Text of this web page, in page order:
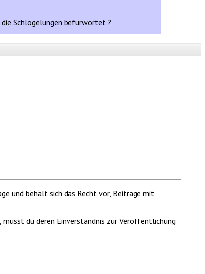
die Schlögelungen befürwortet ?
und behält sich das Recht vor, Beiträge mit
du deren Einverständnis zur Veröffentlichung